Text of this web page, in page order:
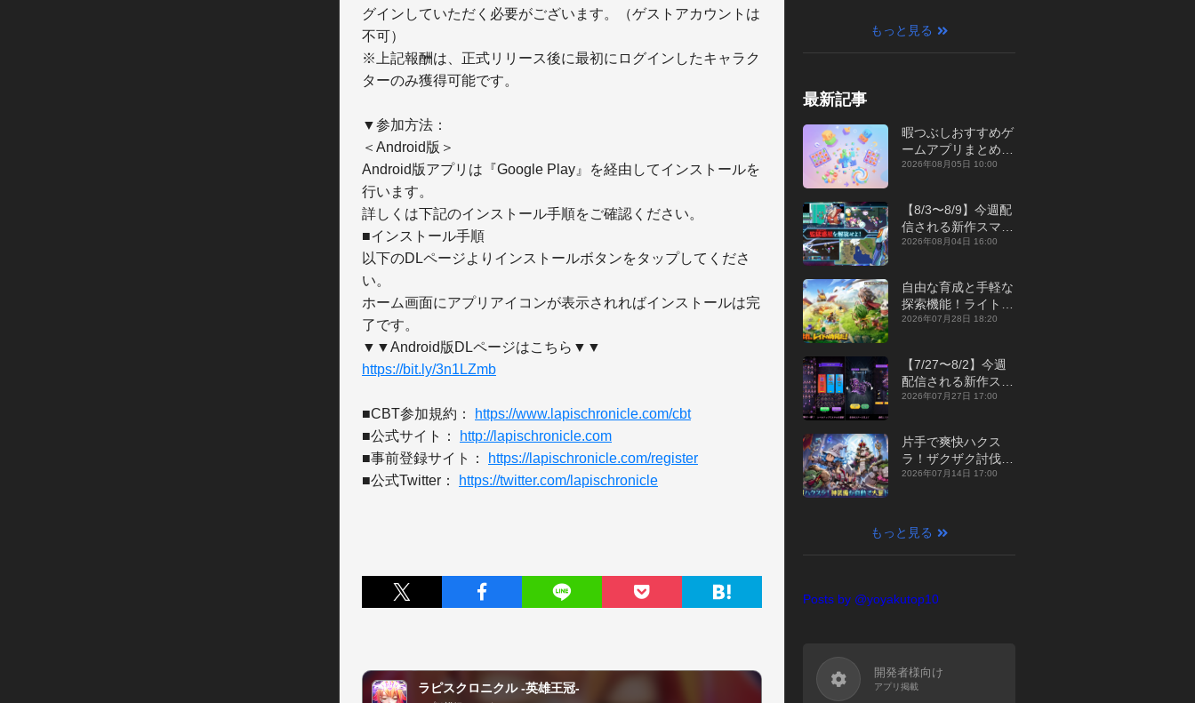
グインしていただく必要がございます。（ゲストアカウントは
不可）
※上記報酬は、正式リリース後に最初にログインしたキャラク
ターのみ獲得可能です。
▼参加方法：
＜Android版＞
Android版アプリは『Google Play』を経由してインストールを
行います。
詳しくは下記のインストール手順をご確認ください。
■インストール手順
以下のDLページよりインストールボタンをタップしてくださ
い。
ホーム画面にアプリアイコンが表示されればインストールは完
了です。
https://bit.ly/3n1LZmb
■CBT参加規約：
https://www.lapischronicle.com/cbt
■公式サイト：
http://lapischronicle.com
■事前登録サイト：
https://lapischronicle.com/register
■公式Twitter：
https://twitter.com/lapischronicle
ラピスクロニクル -英雄王冠-
もっと見る
最新記事
暇つぶしおすすめゲ
ームアプリまとめ｜
オフライン対応あり
2026年08月05日 10:00
【8/3〜8/9】今週配
信される新作スマホ
ゲームをまとめてお
2026年08月04日 16:00
自由な育成と手軽な
探索機能！ライトカ
ジュアルMMORPG
征』【最新作PICKU
P】
2026年07月28日 18:20
【7/27〜8/2】今週
配信される新作スマ
ホゲームをまとめて
年】
2026年07月27日 17:00
片手で爽快ハクス
ラ！ザクザク討伐し
て神装備を集める放
【最新作PICKUP】
2026年07月14日 17:00
もっと見る
Posts by @yoyakutop10
開発者様向け
アプリ掲載